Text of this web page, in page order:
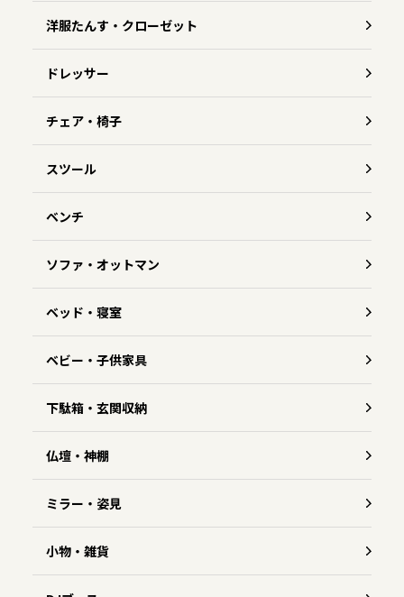
洋服たんす・クローゼット
ドレッサー
チェア・椅子
スツール
ベンチ
ソファ・オットマン
ベッド・寝室
ベビー・子供家具
下駄箱・玄関収納
仏壇・神棚
ミラー・姿見
小物・雑貨